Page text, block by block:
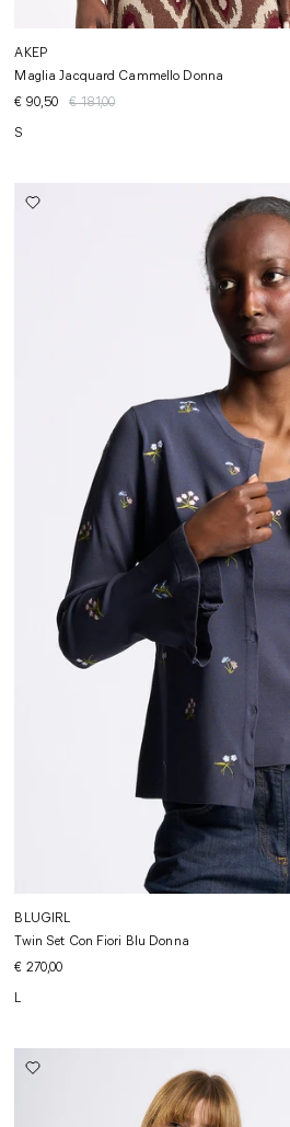
AKEP
Maglia Jacquard Cammello Donna
€ 90,50
€ 181,00
S
BLUGIRL
Twin Set Con Fiori Blu Donna
€ 270,00
L